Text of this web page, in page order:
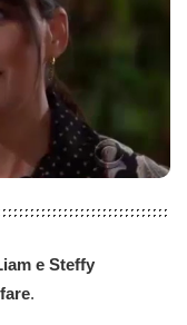
e Steffy
.